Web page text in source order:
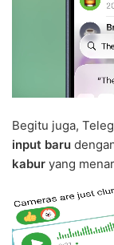
Begitu juga,
input baru
kabur yang